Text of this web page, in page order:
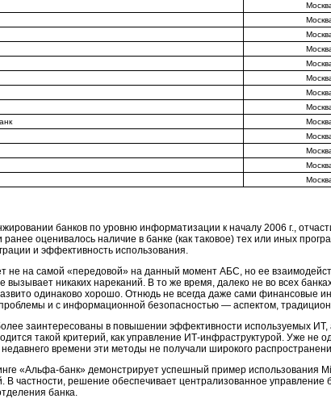
банков по уровню информатизации к началу 2006 г.,
оценивалось наличие в банке (как таковое) тех или иных
и эффективность использования.
не на самой «передовой» на данный момент АБС, но ее
вызывает никаких нареканий. В то же время, далеко не во всех
одинаково хорошо. Отнюдь не всегда даже сами финансовые
и с информационной безопасностью — аспектом,
заинтересованы в повышении эффективности используемых ИТ,
такой критерий, как управление ИТ-инфраструктурой. Уже не
недавнего времени эти методы не получали широкого
«Альфа-банк» демонстрирует успешный пример использования
В частности, решение обеспечивает централизованное
банка.